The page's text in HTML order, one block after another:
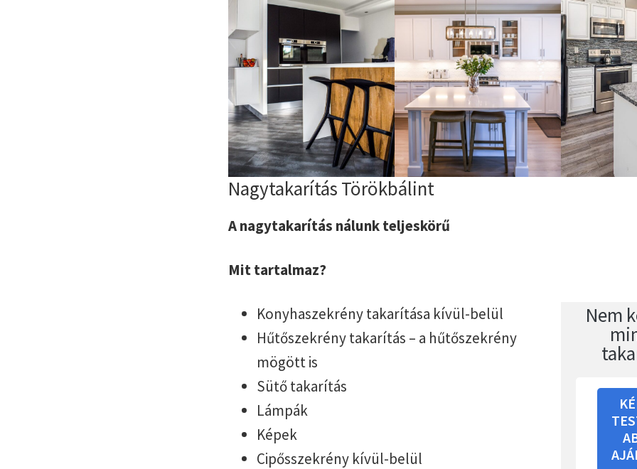
Nagytakarítás Törökbálint
A nagytakarítás nálunk teljeskörű
Mit tartalmaz?
Konyhaszekrény takarítása kívül-belül
Hűtőszekrény takarítás – a hűtőszekrény
mögött is
Sütő takarítás
Lámpák
Képek
Cipősszekrény kívül-belül
Nem